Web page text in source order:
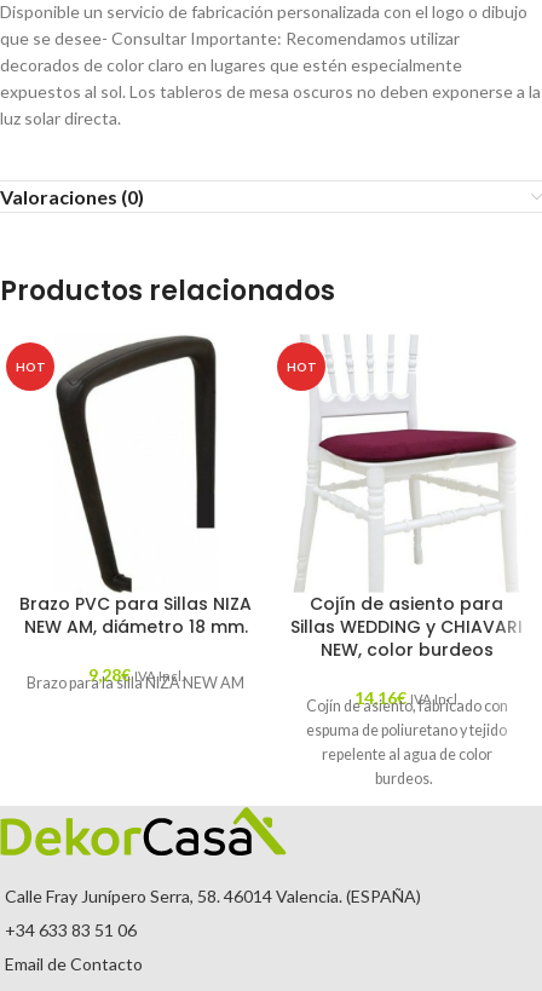
Disponible un servicio de fabricación personalizada con el logo o dibujo
que se desee- Consultar Importante: Recomendamos utilizar
decorados de color claro en lugares que estén especialmente
expuestos al sol. Los tableros de mesa oscuros no deben exponerse a la
luz solar directa.
Valoraciones (0)
Productos relacionados
HOT
Brazo PVC para Sillas NIZA
NEW AM, diámetro 18 mm.
9,28€ IVA Incl.
Brazo para la silla NIZA NEW AM
HOT
Cojín de asiento para
Sillas WEDDING y CHIAVARI
NEW, color burdeos
14,16€ IVA Incl.
Cojín de asiento, fabricado con
espuma de poliuretano y tejido
repelente al agua de color
burdeos.
Calle Fray Junípero Serra, 58. 46014 Valencia. (ESPAÑA)
+34 633 83 51 06
Email de Contacto